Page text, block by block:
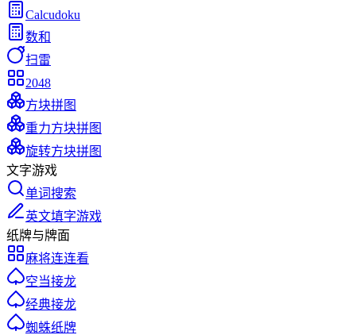
Calcudoku
数和
扫雷
2048
方块拼图
重力方块拼图
旋转方块拼图
文字游戏
单词搜索
英文填字游戏
纸牌与牌面
麻将连连看
空当接龙
经典接龙
蜘蛛纸牌